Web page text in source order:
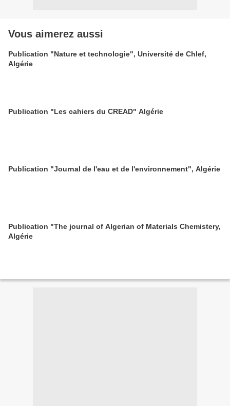
Vous aimerez aussi
Publication "Nature et technologie", Université de Chlef,
Algérie
Publication "Les cahiers du CREAD" Algérie
Publication "Journal de l'eau et de l'environnement", Algérie
Publication "The journal of Algerian of Materials Chemistery,
Algérie